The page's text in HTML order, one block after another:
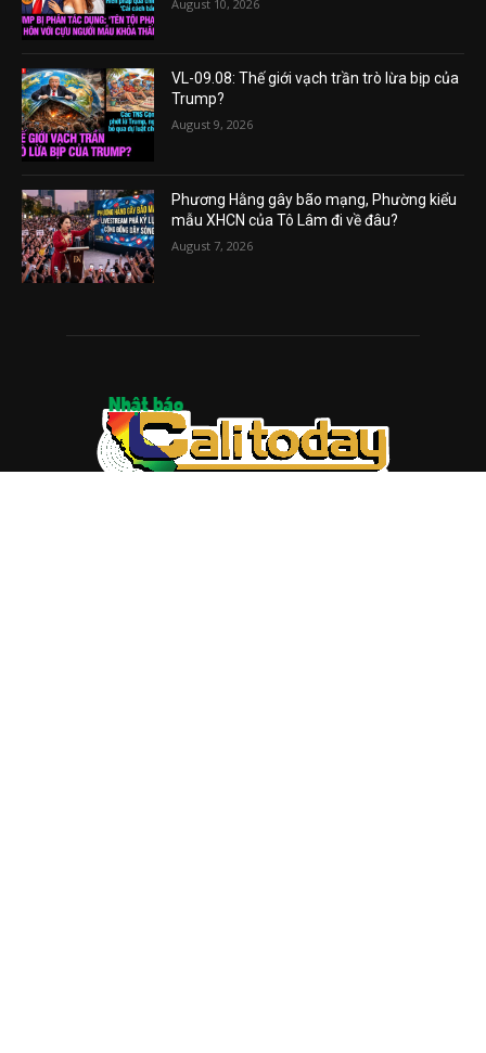
August 10, 2026
VL-09.08: Thế giới vạch trần trò lừa bịp của
Trump?
August 9, 2026
Phương Hằng gây bão mạng, Phường kiểu
mẫu XHCN của Tô Lâm đi về đâu?
August 7, 2026